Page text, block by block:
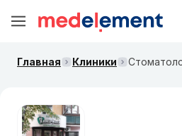
Главная Клиники